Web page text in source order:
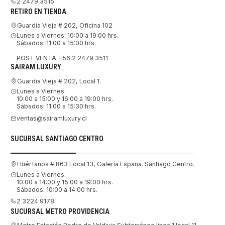
RETIRO EN TIENDA
Guardia Vieja # 202, Oficina 102
Lunes a Viernes: 10:00 a 19:00 hrs.
Sábados: 11:00 a 15:00 hrs.
POST VENTA +56 2 2479 3511
SAIRAM LUXURY
Guardia Vieja # 202, Local 1.
Lunes a Viernes:
10:00 a 15:00 y 16:00 a 19:00 hrs.
Sábados: 11:00 a 15:30 hrs.
ventas@sairamluxury.cl
SUCURSAL SANTIAGO CENTRO
Huérfanos # 863 Local 13, Galería España. Santiago Centro.
Lunes a Viernes:
10:00 a 14:00 y 15:00 a 19:00 hrs.
Sábados: 10:00 a 14:00 hrs.
2 3224 9178
SUCURSAL METRO PROVIDENCIA